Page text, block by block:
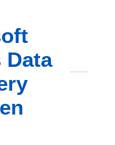
Data